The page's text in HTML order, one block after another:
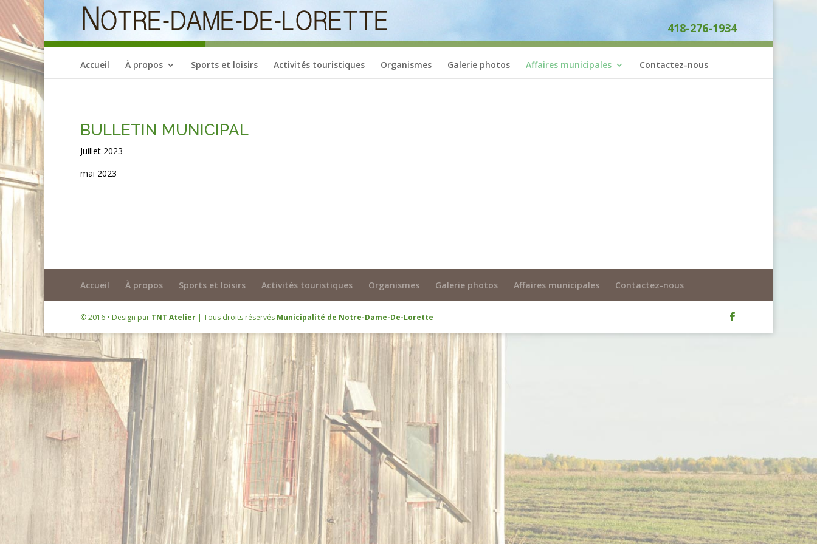
418-276-1934
Accueil À propos Sports et loisirs Activités touristiques Organismes Galerie photos Affaires municipales Contactez-nous
BULLETIN MUNICIPAL
Juillet 2023
mai 2023
Accueil À propos Sports et loisirs Activités touristiques Organismes Galerie photos Affaires municipales Contactez-nous
© 2016 • Design par TNT Atelier | Tous droits réservés Municipalité de Notre-Dame-De-Lorette